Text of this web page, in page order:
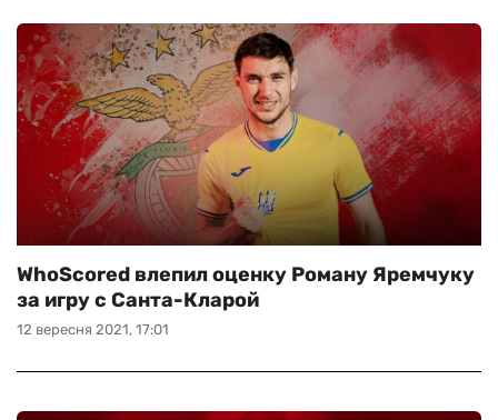
12 вересня 2021, 17:01
WhoScored влепил оценку Роману Яремчуку
за игру с Санта-Кларой